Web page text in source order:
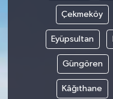
Çekmeköy
Eyüpsultan
Güngören
Kâğıthane